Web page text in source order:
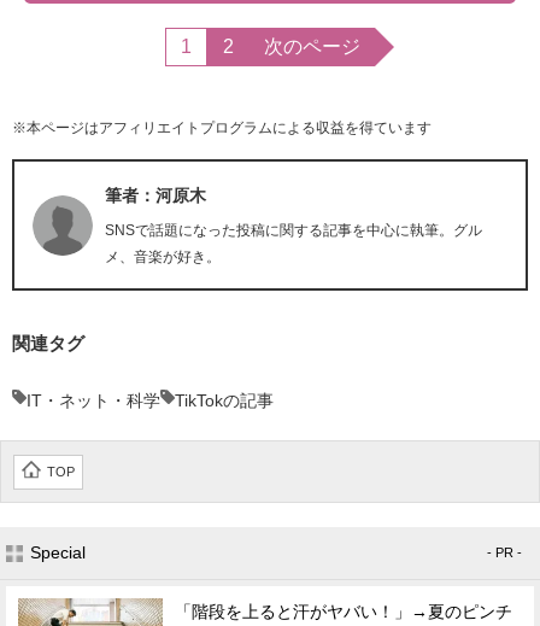
1 2 次のページ
※本ページはアフィリエイトプログラムによる収益を得ています
筆者：河原木
SNSで話題になった投稿に関する記事を中心に執筆。グル
メ、音楽が好き。
関連タグ
IT・ネット・科学 TikTokの記事
TOP
Special - PR -
「階段を上ると汗がヤバい！」→夏のピンチ